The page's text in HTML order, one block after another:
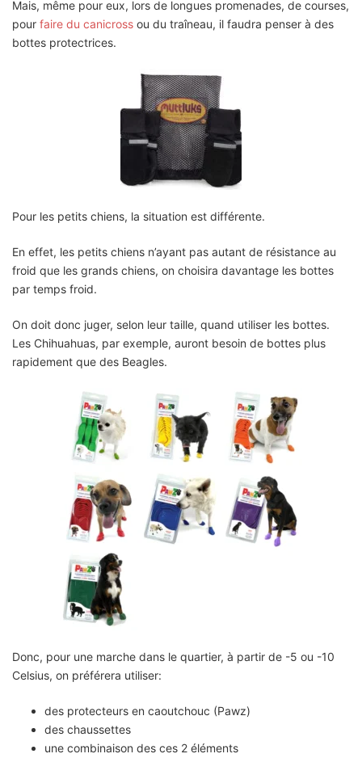
Mais, même pour eux, lors de longues promenades, de courses,
pour faire du canicross ou du traîneau, il faudra penser à des
bottes protectrices.
Pour les petits chiens, la situation est différente.
En effet, les petits chiens n’ayant pas autant de résistance au
froid que les grands chiens, on choisira davantage les bottes
par temps froid.
On doit donc juger, selon leur taille, quand utiliser les bottes.
Les Chihuahuas, par exemple, auront besoin de bottes plus
rapidement que des Beagles.
Donc, pour une marche dans le quartier, à partir de -5 ou -10
Celsius, on préférera utiliser:
des protecteurs en caoutchouc (Pawz)
des chaussettes
une combinaison des ces 2 éléments